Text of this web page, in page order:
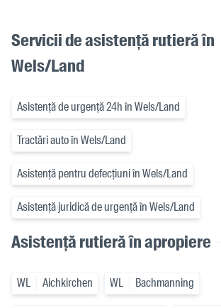
Servicii de asistență rutieră în
Wels/Land
Asistență de urgență 24h în Wels/Land
Tractări auto în Wels/Land
Asistență pentru defecțiuni în Wels/Land
Asistență juridică de urgență în Wels/Land
Asistență rutieră în apropiere
WL Aichkirchen WL Bachmanning